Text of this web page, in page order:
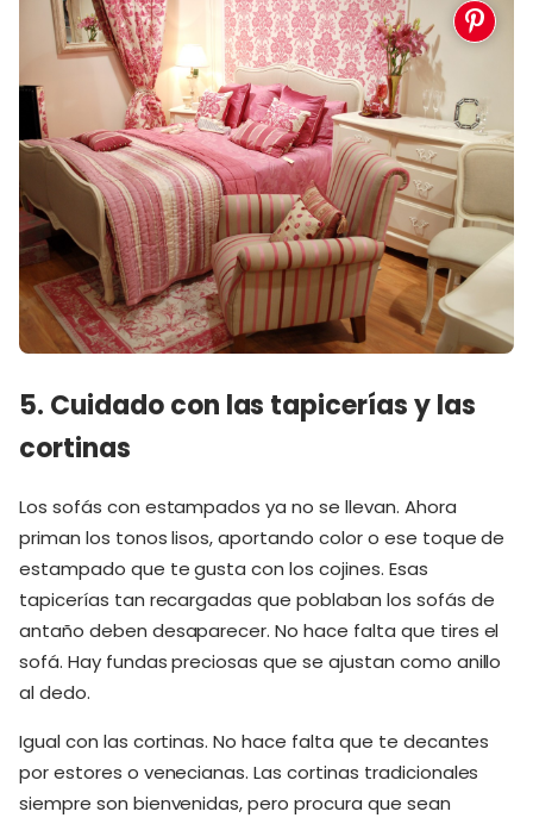
5. Cuidado con las tapicerías y las
cortinas
Los sofás con estampados ya no se llevan. Ahora
priman los tonos lisos, aportando color o ese toque de
estampado que te gusta con los cojines. Esas
tapicerías tan recargadas que poblaban los sofás de
antaño deben desaparecer. No hace falta que tires el
sofá. Hay fundas preciosas que se ajustan como anillo
al dedo.
Igual con las cortinas. No hace falta que te decantes
por estores o venecianas. Las cortinas tradicionales
siempre son bienvenidas, pero procura que sean